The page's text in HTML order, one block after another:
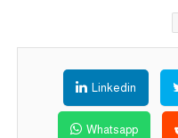
Linkedin
Whatsapp